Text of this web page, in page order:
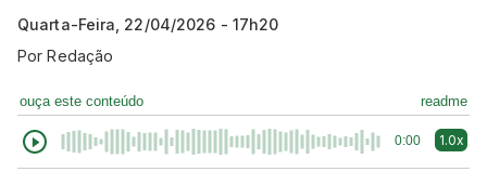
Quarta-Feira, 22/04/2026 - 17h20
PorRedação
ouça este conteúdo readme
0:00 1.0x